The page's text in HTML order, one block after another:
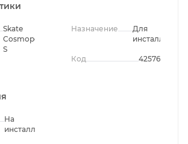
Skate
Cosmopolitan
S
Назначение
Для
инсталляции
Код 42576
На
инсталляцию